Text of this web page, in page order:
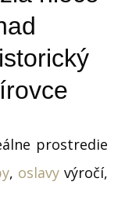
prostredie
, oslavyvýročí,